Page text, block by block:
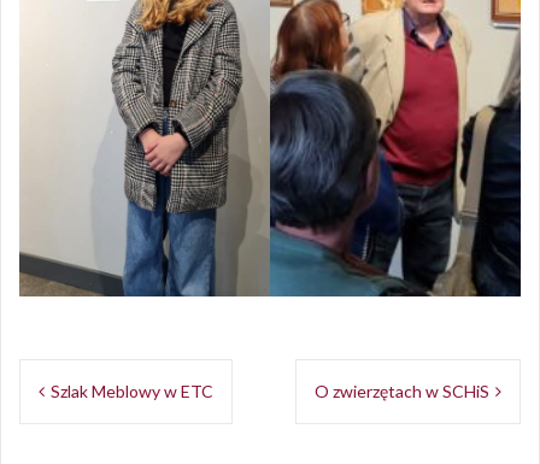
Nawigacja
Szlak Meblowy w ETC O zwierzętach w SCHiS